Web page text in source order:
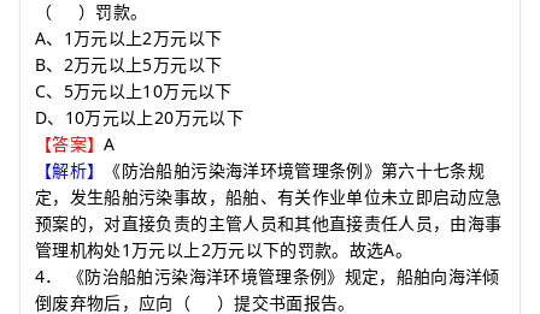
（
） 罚款。
A、 1万元以上2万元以下
B、 2万元以上5万元以下
C、 5万元以上10万元以下
D、 10万元以上20万元以下
【答案】A
【解析】
《防治船舶污染海洋环境管理条例》第六十七条规
定，发生船舶污染事故，船舶、有关作业单位未立即启动应急
预案的，对直接负责的主管人员和其他直接责任人员，由海事
管理机构处1万元以上2万元以下的罚款。故选A。
4．
《防治船舶污染海洋环境管理条例》规定，船舶向海洋倾
倒废弃物后，应向
（ ）提交书面报告。